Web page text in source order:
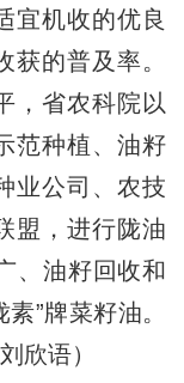
宜机收的优良
的普及率。
，省农科院以
范种植、油籽
业公司、农技
盟，进行陇油
、油籽回收和
”牌菜籽油。
欣语）